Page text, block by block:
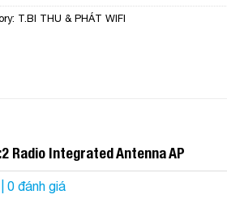
T.BI THU & PHÁT WIFI
Radio Integrated Antenna AP
| 0 đánh giá